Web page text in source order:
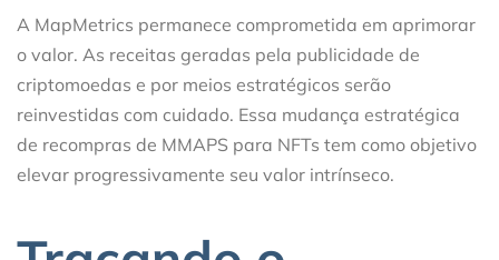
A MapMetrics permanece comprometida em aprimorar
o valor. As receitas geradas pela publicidade de
criptomoedas e por meios estratégicos serão
reinvestidas com cuidado. Essa mudança estratégica
de recompras de MMAPS para NFTs tem como objetivo
elevar progressivamente seu valor intrínseco.